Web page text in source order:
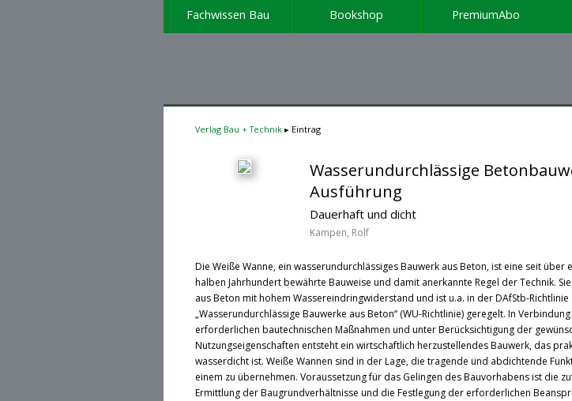
Fachwissen Bau Bookshop PremiumAbo
Verlag Bau + Technik Eintrag
Wasserundurchlässige
Ausführung
Dauerhaft und dicht
Kampen, Rolf
Die Weiße Wanne, ein wasserundurchlässiges Bauwerk aus Beton, ist eine seit über
halben Jahrhundert bewährte Bauweise und damit anerkannte Regel der Technik.
aus Beton mit hohem Wassereindringwiderstand und ist u.a. in der DAfStb-Richtlinie
„Wasserundurchlässige Bauwerke aus Beton“ (WU-Richtlinie) geregelt. In
erforderlichen bautechnischen Maßnahmen und unter Berücksichtigung der
Nutzungseigenschaften entsteht ein wirtschaftlich herzustellendes Bauwerk, das
wasserdicht ist. Weiße Wannen sind in der Lage, die tragende und abdichtende
einem zu übernehmen. Voraussetzung für das Gelingen des Bauvorhabens ist die
Ermittlung der Baugrundverhältnisse und die Festlegung der erforderlichen